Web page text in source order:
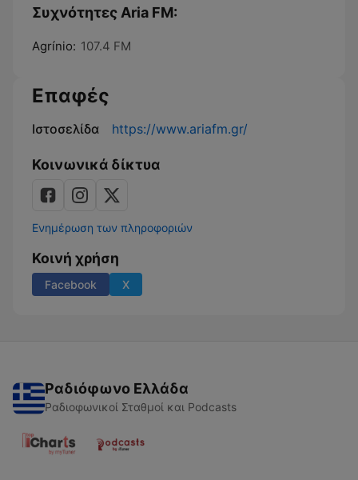
Συχνότητες Aria FM:
Agrínio: 107.4 FM
Επαφές
Ιστοσελίδα https://www.ariafm.gr/
Κοινωνικά δίκτυα
Ενημέρωση των πληροφοριών
Κοινή χρήση
Facebook X
Ραδιόφωνο Ελλάδα
Ραδιοφωνικοί Σταθμοί και Podcasts